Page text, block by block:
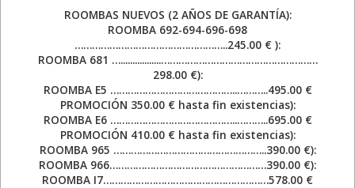
ROOMBAS NUEVOS (2 AÑOS DE GARANTÍA):
ROOMBA 692-694-696-698
……………………………………………..245.00 € ):
ROOMBA 681 ….................………………………………………………
298.00 €):
ROOMBA E5 ……………………………………..………..495.00 €
PROMOCIÓN 350.00 € hasta fin existencias):
ROOMBA E6 ……………………………………..………..695.00 €
PROMOCIÓN 410.00 € hasta fin existencias):
ROOMBA 965 ……………………………………………..390.00 €):
ROOMBA 966………………………………………………390.00 €):
ROOMBA I7…………………………………………………578.00 €